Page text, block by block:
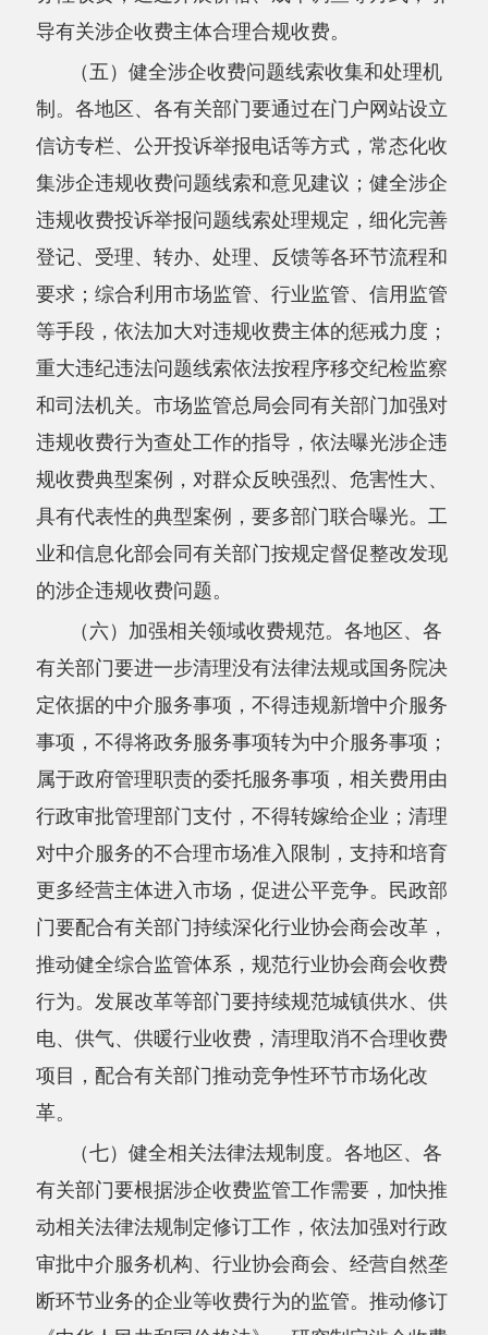
和司法机关。市场监管总局会同有关部门加强对
规收费典型案例，对群众反映强烈、危害性大、
具有代表性的典型案例，要多部门联合曝光。工
业和信息化部会同有关部门按规定督促整改发现
的涉企违规收费问题。
（六）加强相关领域收费规范。各地区、各
有关部门要进一步清理没有法律法规或国务院决
定依据的中介服务事项，不得违规新增中介服务
事项，不得将政务服务事项转为中介服务事项；
对中介服务的不合理市场准入限制，支持和培育
更多经营主体进入市场，促进公平竞争。民政部
门要配合有关部门持续深化行业协会商会改革，
推动健全综合监管体系，规范行业协会商会收费
行为。发展改革等部门要持续规范城镇供水、供
电、供气、供暖行业收费，清理取消不合理收费
（七）健全相关法律法规制度。
各地区、各
有关部门要根据涉企收费监管工作需要，加快推
动相关法律法规制定修订工作，依法加强对行政
审批中介服务机构、行业协会商会、经营自然垄
断环节业务的企业等收费行为的监管。推动修订
《中华人民共和国价格法》，研究制定涉企收费
违法违规行为处理办法及相关指南等，完善社会
团体会费管理等制度。
部、市场监管总局要依托相关工作机制，会同有
关部门及时分析研判涉企收费形势，推动解决有
关重大问题，强化涉企收费政策制定和监督检查
工作协同。各有关部门要按职责分工持续完善涉
企收费相关目录清单，常态化开展涉企收费跟踪
监测，加大违规行为查处惩戒力度。各行业主管
部门要按照“谁审批、谁监管，谁主管、谁监
区、各有关部门要加大对涉企收费监管举措及成
效的宣传力度，营造全社会共同参与、协同治理